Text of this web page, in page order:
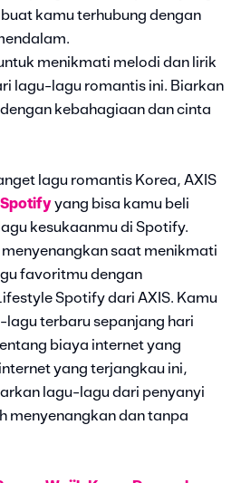
kamu terhubung dengan
menikmati melodi dan lirik
lagu-lagu romantis ini. Biarkan
kebahagiaan dan cinta
lagu romantis Korea, AXIS
Spotifyyang bisa kamu beli
kesukaanmu di Spotify.
saat menikmati
favoritmu dengan
Spotify dari AXIS. Kamu
terbaru sepanjang hari
biaya internet yang
yang terjangkau ini,
lagu-lagu dari penyanyi
menyenangkan dan tanpa